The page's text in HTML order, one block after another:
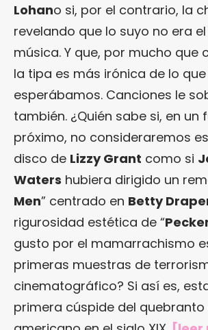
Lohano si, por el contrario, la
revelando que lo suyo no era
música. Y que, por mucho que
la tipa es más irónica de lo que
esperábamos. Canciones le
también. ¿Quién sabe si, en un
próximo, no consideraremos
disco de Lizzy Grant como si
Waters hubiera dirigido un
Men” centrado en Betty
rigurosidad estética de “
gusto por el mamarrachismo
primeras muestras de
cinematográfico? Si así es,
primera cúspide del quebranto